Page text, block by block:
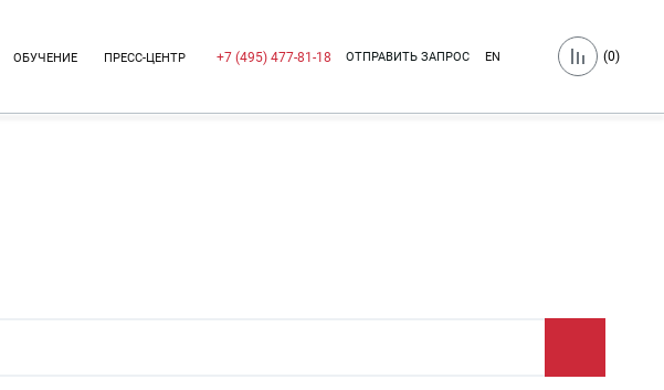
ОБУЧЕНИЕ ПРЕСС-ЦЕНТР +7 (495) 477-81-18 ОТПРАВИТЬ ЗАПРОС EN (0)